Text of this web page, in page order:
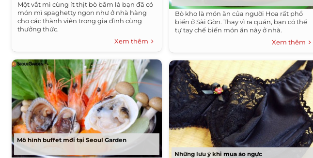
Một vắt mì cùng ít thịt bò bằm là bạn đã có
món mì spaghetty ngon như ở nhà hàng
cho các thành viên trong gia đình cùng
thưởng thức.
Xem thêm
Mô hình buffet mới tại Seoul Garden
Bò kho là món ăn của người Hoa rất phổ
biến ở Sài Gòn. Thay vì ra quán, bạn có thể
tự tay chế biến món ăn này ở nhà.
Xem thêm
Những lưu ý khi mua áo ngực